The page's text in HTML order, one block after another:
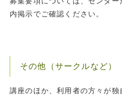
内掲示でご確認ください。
その他（サークルなど）
講座のほか、利用者の方々が独